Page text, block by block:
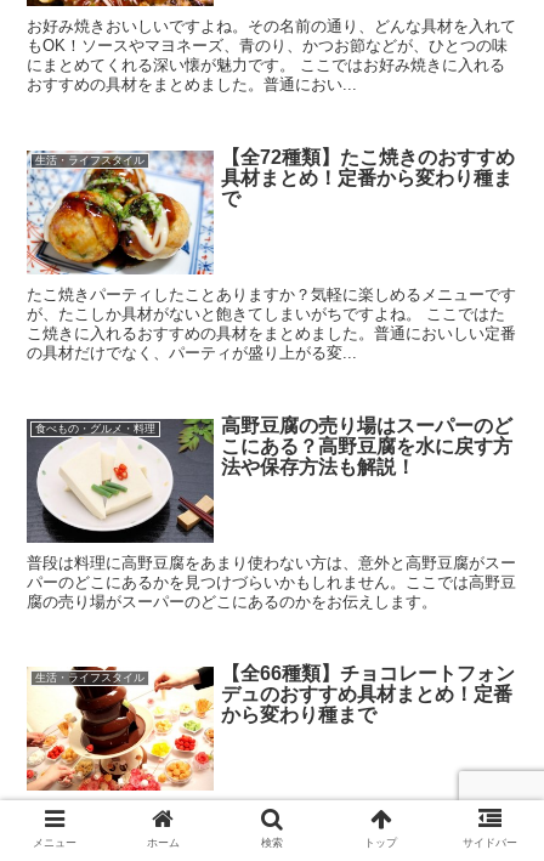
お好み焼きおいしいですよね。その名前の通り、どんな具材を入れて
もOK！ソースやマヨネーズ、青のり、かつお節などが、ひとつの味
にまとめてくれる深い懐が魅力です。 ここではお好み焼きに入れる
おすすめの具材をまとめました。普通におい...
生活・ライフスタイル
【全72種類】たこ焼きのおすすめ
具材まとめ！定番から変わり種ま
で
たこ焼きパーティしたことありますか？気軽に楽しめるメニューです
が、たこしか具材がないと飽きてしまいがちですよね。 ここではた
こ焼きに入れるおすすめの具材をまとめました。普通においしい定番
の具材だけでなく、パーティが盛り上がる変...
食べもの・グルメ・料理
高野豆腐の売り場はスーパーのど
こにある？高野豆腐を水に戻す方
法や保存方法も解説！
普段は料理に高野豆腐をあまり使わない方は、意外と高野豆腐がスー
パーのどこにあるかを見つけづらいかもしれません。ここでは高野豆
腐の売り場がスーパーのどこにあるのかをお伝えします。
生活・ライフスタイル
【全66種類】チョコレートフォン
デュのおすすめ具材まとめ！定番
から変わり種まで
チョコレートフォンデュしたことありますか？友達と大勢で楽しめる
ということもあって、最近では一般的なメニューになりましたよね。
ここではチョコレートフォンデュのおすすめの具材をまとめました。
メニュー ホーム 検索 トップ サイドバー